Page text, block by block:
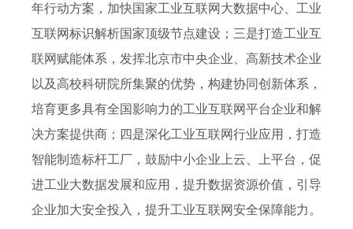
年行动方案，加快国家工业互联网大数据中心、工业
互联网标识解析国家顶级节点建设；三是打造工业互
联网赋能体系，发挥北京市中央企业、高新技术企业
以及高校科研院所集聚的优势，构建协同创新体系，
培育更多具有全国影响力的工业互联网平台企业和解
决方案提供商；四是深化工业互联网行业应用，打造
智能制造标杆工厂，鼓励中小企业上云、上平台，促
进工业大数据发展和应用，提升数据资源价值，引导
企业加大安全投入，提升工业互联网安全保障能力。